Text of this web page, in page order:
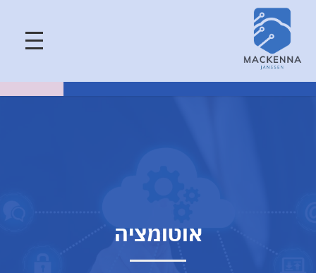
אוטומציה